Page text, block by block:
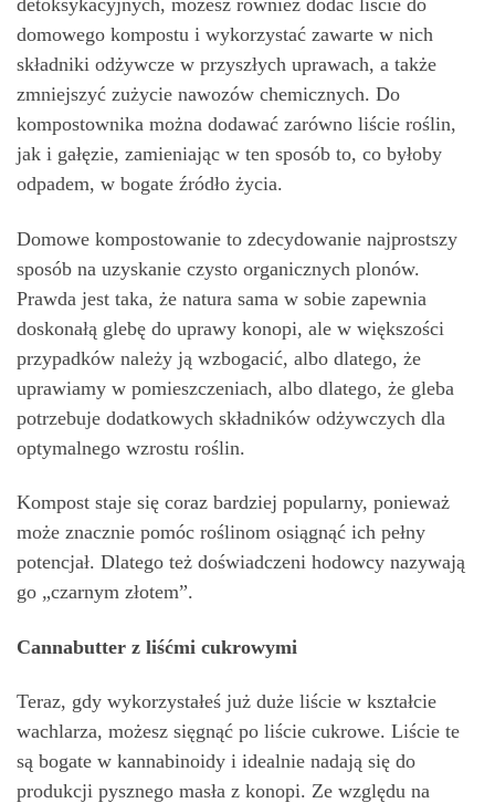
detoksykacyjnych, możesz również dodać liście do
domowego kompostu i wykorzystać zawarte w nich
składniki odżywcze w przyszłych uprawach, a także
zmniejszyć zużycie nawozów chemicznych. Do
kompostownika można dodawać zarówno liście roślin,
jak i gałęzie, zamieniając w ten sposób to, co byłoby
odpadem, w bogate źródło życia.
Domowe kompostowanie to zdecydowanie najprostszy
sposób na uzyskanie czysto organicznych plonów.
Prawda jest taka, że natura sama w sobie zapewnia
doskonałą glebę do uprawy konopi, ale w większości
przypadków należy ją wzbogacić, albo dlatego, że
uprawiamy w pomieszczeniach, albo dlatego, że gleba
potrzebuje dodatkowych składników odżywczych dla
optymalnego wzrostu roślin.
Kompost staje się coraz bardziej popularny, ponieważ
może znacznie pomóc roślinom osiągnąć ich pełny
potencjał. Dlatego też doświadczeni hodowcy nazywają
go „czarnym złotem”.
Cannabutter z liśćmi cukrowymi
Teraz, gdy wykorzystałeś już duże liście w kształcie
wachlarza, możesz sięgnąć po liście cukrowe. Liście te
są bogate w kannabinoidy i idealnie nadają się do
produkcji pysznego masła z konopi. Ze względu na